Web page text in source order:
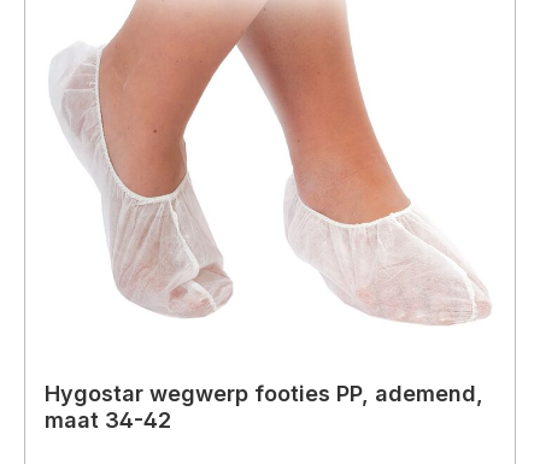
Hygostar wegwerp footies PP, ademend,
maat 34-42